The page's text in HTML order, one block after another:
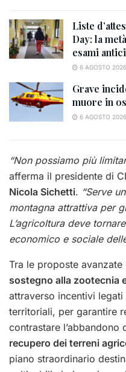
Liste
Day: la
esami
6 AGOSTO 2026
Grave
muore in
6 AGOSTO 2026
“Non possiamo più
afferma il presidente di
Nicola Sichetti. “Serve
montagna attrattiva per
L’agricoltura deve
economico e sociale
Tra le proposte avanzate
sostegno alla zootecnia
attraverso incentivi
territoriali, per garantire
contrastare l’abbandono
recupero dei terreni
piano straordinario